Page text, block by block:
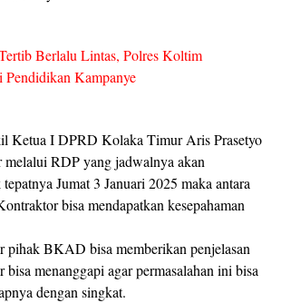
Berlalu Lintas, Polres Koltim
Pendidikan Kampanye
Ketua I DPRD Kolaka Timur Aris Prasetyo
melalui RDP yang jadwalnya akan
Jumat 3 Januari 2025 maka antara
bisa mendapatkan kesepahaman
pihak BKAD bisa memberikan penjelasan
menanggapi agar permasalahan ini bisa
dengan singkat.